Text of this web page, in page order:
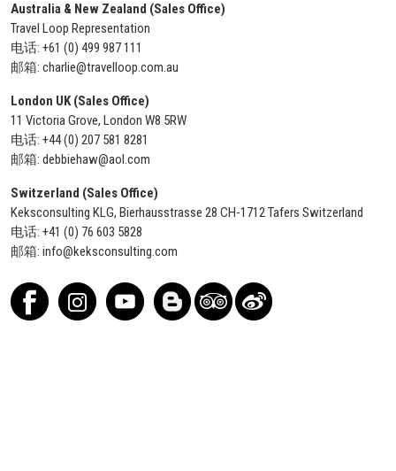
Australia & New Zealand (Sales Office)
Travel Loop Representation
电话: +61 (0) 499 987 111
邮箱: charlie@travelloop.com.au
London UK (Sales Office)
11 Victoria Grove, London W8 5RW
电话: +44 (0) 207 581 8281
邮箱: debbiehaw@aol.com
Switzerland (Sales Office)
Keksconsulting KLG, Bierhausstrasse 28 CH-1712 Tafers Switzerland
电话: +41 (0) 76 603 5828
邮箱: info@keksconsulting.com